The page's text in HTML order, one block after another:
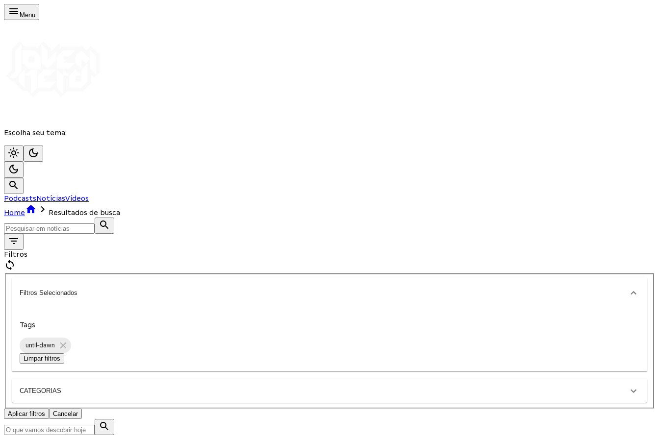
Menu
Escolha seu tema:
PodcastsNotíciasVídeos
Home
Resultados de busca
Filtros
Filtros Selecionados
Tags
until-dawn
Limpar filtros
CATEGORIAS
Aplicar filtros Cancelar